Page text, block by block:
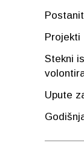
Projekti
Stekni
Upute